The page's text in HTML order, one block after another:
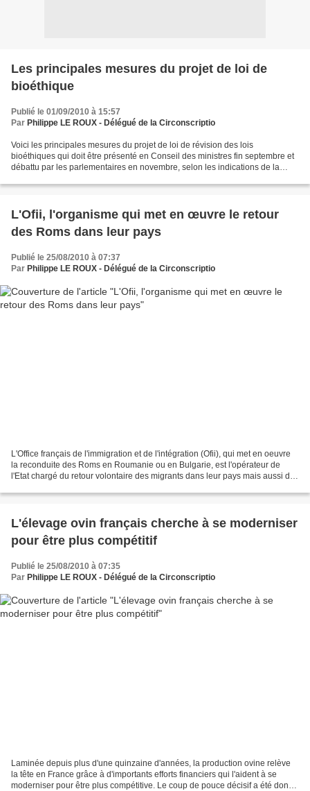
Les principales mesures du projet de loi de
bioéthique
Publié le 01/09/2010 à 15:57
Par Philippe LE ROUX - Délégué de la Circonscriptio
Voici les principales mesures du projet de loi de révision des lois
bioéthiques qui doit être présenté en Conseil des ministres fin septembre et
débattu par les parlementaires en novembre, selon les indications de la
L'Ofii, l'organisme qui met en œuvre le retour
des Roms dans leur pays
Publié le 25/08/2010 à 07:37
Par Philippe LE ROUX - Délégué de la Circonscriptio
L'Office français de l'immigration et de l'intégration (Ofii), qui met en oeuvre
la reconduite des Roms en Roumanie ou en Bulgarie, est l'opérateur de
l'Etat chargé du retour volontaire des migrants dans leur pays mais aussi de
L'élevage ovin français cherche à se moderniser
pour être plus compétitif
Publié le 25/08/2010 à 07:35
Par Philippe LE ROUX - Délégué de la Circonscriptio
Laminée depuis plus d'une quinzaine d'années, la production ovine relève
la tête en France grâce à d'importants efforts financiers qui l'aident à se
moderniser pour être plus compétitive. Le coup de pouce décisif a été donné